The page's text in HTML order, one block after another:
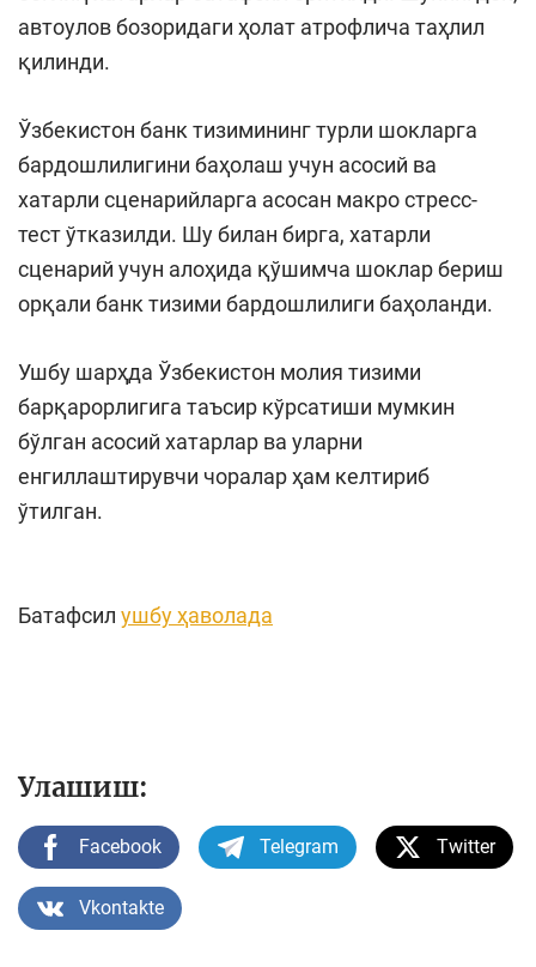
автоулов бозоридаги ҳолат атрофлича таҳлил
қилинди.
Ўзбекистон банк тизимининг турли шокларга
бардошлилигини баҳолаш учун асосий ва
хатарли сценарийларга асосан макро стресс-
тест ўтказилди. Шу билан бирга, хатарли
сценарий учун алоҳида қўшимча шоклар бериш
орқали банк тизими бардошлилиги баҳоланди.
Ушбу шарҳда Ўзбекистон молия тизими
барқарорлигига таъсир кўрсатиши мумкин
бўлган асосий хатарлар ва уларни
енгиллаштирувчи чоралар ҳам келтириб
ўтилган.
Батафсил ушбу ҳаволада
Улашиш:
Facebook Telegram Twitter
Vkontakte